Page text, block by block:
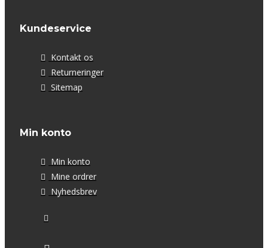
Kundeservice
Kontakt os
Returneringer
Sitemap
Min konto
Min konto
Mine ordrer
Nyhedsbrev